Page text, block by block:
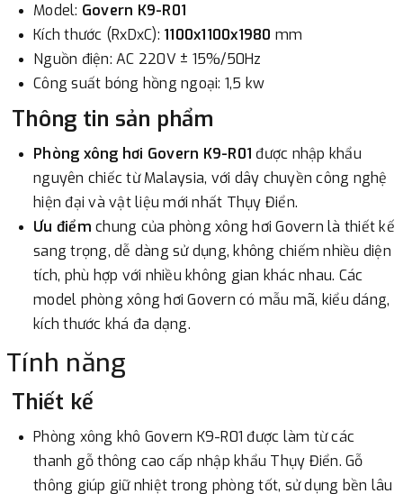
3. Chuyển khoản qua ngân hàng
- Nếu địa điểm giao hàng khác với địa điểm thanh toán
hoặc với những đơn đặt hàng ngoài nội thành Hà Nội.
Chúng tôi sẽ thu tiền trước 100% giá trị hàng + phí vận
chuyển theo cước phí tính trong chính sách vận chuyển
bằng phương thức chuyển khoản trước khi giao hàng.
- Sau khi có thông tin xác thực đã chuyển tiền của quý
khách, chúng tôi sẽ thực hiện đơn hàng theo yêu cầu.
Model: Govern K9-R01
Kích thước (RxDxC): 1100x1100x1980 mm
Nguồn điện: AC 220V ± 15%/50Hz
Công suất bóng hồng ngoại: 1,5 kw
Thông tin sản phẩm
Phòng xông hơi Govern K9-R01 được nhập khẩu
nguyên chiếc từ Malaysia, với dây chuyền công nghệ
hiện đại và vật liệu mới nhất Thụy Điển.
Ưu điểm chung của phòng xông hơi Govern là thiết kế
sang trọng, dễ dàng sử dụng, không chiếm nhiều diện
tích, phù hợp với nhiều không gian khác nhau. Các
model phòng xông hơi Govern có mẫu mã, kiểu dáng,
kích thước khá đa dạng.
Tính năng
Thiết kế
Phòng xông khô Govern K9-R01 được làm từ các
thanh gỗ thông cao cấp nhập khẩu Thụy Điển. Gỗ
thông giúp giữ nhiệt trong phòng tốt, sử dụng bền lâu